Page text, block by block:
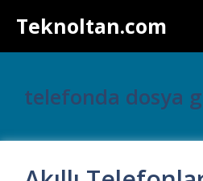
atlaTeknoltan.com
telefonda dosya